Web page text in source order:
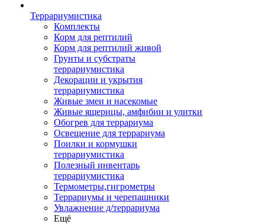
Террариумистика
Комплекты
Корм для рептилий
Корм для рептилий живой
Грунты и субстраты
террариумистика
Декорации и укрытия
террариумистика
Живые змеи и насекомые
Живые ящерицы, амфибии и улитки
Обогрев для террариума
Освещение для террариума
Поилки и кормушки
террариумистика
Полезный инвентарь
террариумистика
Термометры,гигрометры
Террариумы и черепашники
Увлажнение д/террариума
Ещё